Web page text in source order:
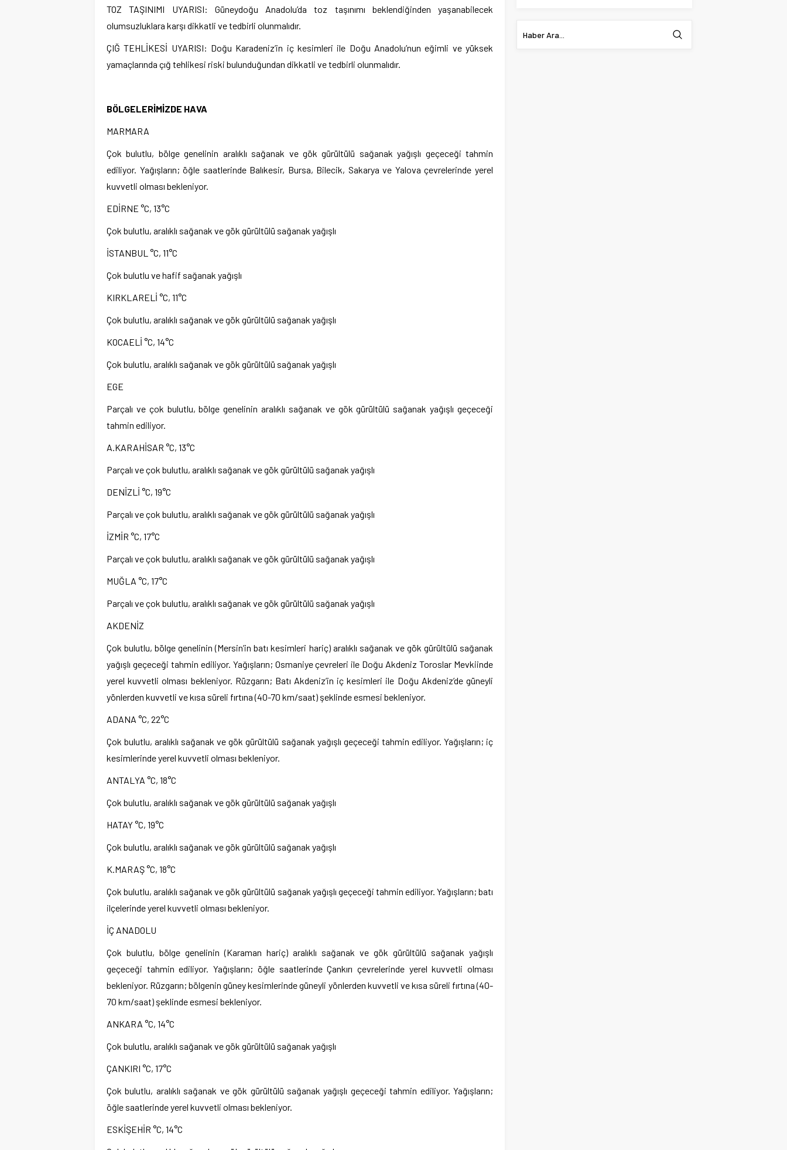
TOZ TAŞINIMI UYARISI: Güneydoğu Anadolu’da toz taşınımı beklendiğinden yaşanabilecek
olumsuzluklara karşı dikkatli ve tedbirli olunmalıdır.
ÇIĞ TEHLİKESİ UYARISI: Doğu Karadeniz’in iç kesimleri ile Doğu Anadolu’nun eğimli ve yüksek
yamaçlarında çığ tehlikesi riski bulunduğundan dikkatli ve tedbirli olunmalıdır.
BÖLGELERİMİZDE HAVA
MARMARA
Çok bulutlu, bölge genelinin aralıklı sağanak ve gök gürültülü sağanak yağışlı geçeceği tahmin
ediliyor. Yağışların; öğle saatlerinde Balıkesir, Bursa, Bilecik, Sakarya ve Yalova çevrelerinde yerel
kuvvetli olması bekleniyor.
EDİRNE °C, 13°C
Çok bulutlu, aralıklı sağanak ve gök gürültülü sağanak yağışlı
İSTANBUL °C, 11°C
Çok bulutlu ve hafif sağanak yağışlı
KIRKLARELİ °C, 11°C
Çok bulutlu, aralıklı sağanak ve gök gürültülü sağanak yağışlı
KOCAELİ °C, 14°C
Çok bulutlu, aralıklı sağanak ve gök gürültülü sağanak yağışlı
EGE
Parçalı ve çok bulutlu, bölge genelinin aralıklı sağanak ve gök gürültülü sağanak yağışlı geçeceği
tahmin ediliyor.
A.KARAHİSAR °C, 13°C
Parçalı ve çok bulutlu, aralıklı sağanak ve gök gürültülü sağanak yağışlı
DENİZLİ °C, 19°C
Parçalı ve çok bulutlu, aralıklı sağanak ve gök gürültülü sağanak yağışlı
İZMİR °C, 17°C
Parçalı ve çok bulutlu, aralıklı sağanak ve gök gürültülü sağanak yağışlı
MUĞLA °C, 17°C
Parçalı ve çok bulutlu, aralıklı sağanak ve gök gürültülü sağanak yağışlı
AKDENİZ
Çok bulutlu, bölge genelinin (Mersin’in batı kesimleri hariç) aralıklı sağanak ve gök gürültülü sağanak
yağışlı geçeceği tahmin ediliyor. Yağışların; Osmaniye çevreleri ile Doğu Akdeniz Toroslar Mevkiinde
yerel kuvvetli olması bekleniyor. Rüzgarın; Batı Akdeniz’in iç kesimleri ile Doğu Akdeniz’de güneyli
yönlerden kuvvetli ve kısa süreli fırtına (40-70 km/saat) şeklinde esmesi bekleniyor.
ADANA °C, 22°C
Çok bulutlu, aralıklı sağanak ve gök gürültülü sağanak yağışlı geçeceği tahmin ediliyor. Yağışların; iç
kesimlerinde yerel kuvvetli olması bekleniyor.
ANTALYA °C, 18°C
Çok bulutlu, aralıklı sağanak ve gök gürültülü sağanak yağışlı
HATAY °C, 19°C
Çok bulutlu, aralıklı sağanak ve gök gürültülü sağanak yağışlı
K.MARAŞ °C, 18°C
Çok bulutlu, aralıklı sağanak ve gök gürültülü sağanak yağışlı geçeceği tahmin ediliyor. Yağışların; batı
ilçelerinde yerel kuvvetli olması bekleniyor.
İÇ ANADOLU
Çok bulutlu, bölge genelinin (Karaman hariç) aralıklı sağanak ve gök gürültülü sağanak yağışlı
geçeceği tahmin ediliyor. Yağışların; öğle saatlerinde Çankırı çevrelerinde yerel kuvvetli olması
bekleniyor. Rüzgarın; bölgenin güney kesimlerinde güneyli yönlerden kuvvetli ve kısa süreli fırtına (40-
70 km/saat) şeklinde esmesi bekleniyor.
ANKARA °C, 14°C
Çok bulutlu, aralıklı sağanak ve gök gürültülü sağanak yağışlı
ÇANKIRI °C, 17°C
Çok bulutlu, aralıklı sağanak ve gök gürültülü sağanak yağışlı geçeceği tahmin ediliyor. Yağışların;
öğle saatlerinde yerel kuvvetli olması bekleniyor.
ESKİŞEHİR °C, 14°C